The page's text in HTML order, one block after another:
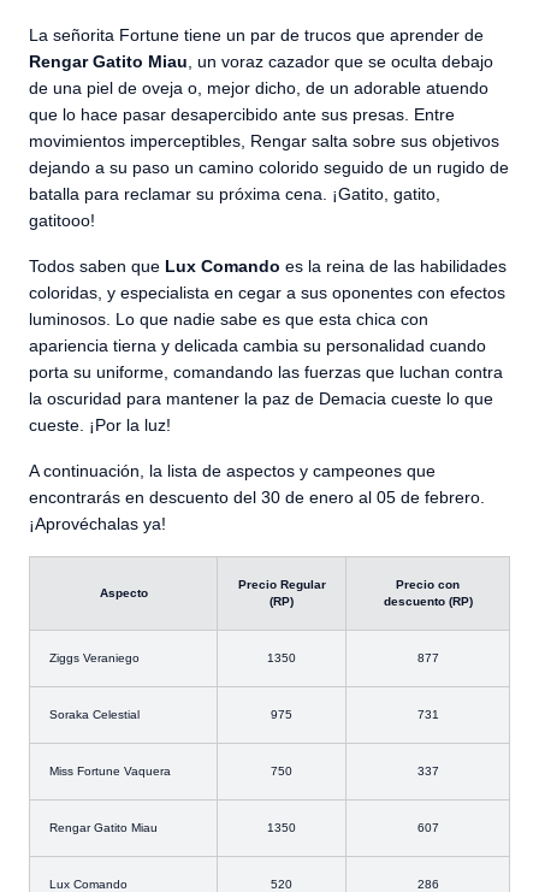
La señorita Fortune tiene un par de trucos que aprender de
Rengar Gatito Miau , un voraz cazador que se oculta debajo
de una piel de oveja o, mejor dicho, de un adorable atuendo
que lo hace pasar desapercibido ante sus presas. Entre
movimientos imperceptibles, Rengar salta sobre sus objetivos
dejando a su paso un camino colorido seguido de un rugido de
batalla para reclamar su próxima cena. ¡Gatito, gatito,
gatitooo!
Todos saben que Lux Comando es la reina de las habilidades
coloridas, y especialista en cegar a sus oponentes con efectos
luminosos. Lo que nadie sabe es que esta chica con
apariencia tierna y delicada cambia su personalidad cuando
porta su uniforme, comandando las fuerzas que luchan contra
la oscuridad para mantener la paz de Demacia cueste lo que
cueste. ¡Por la luz!
A continuación, la lista de aspectos y campeones que
encontrarás en descuento del 30 de enero al 05 de febrero.
¡Aprovéchalas ya!
Aspecto
Precio Regular
(RP)
Precio con
descuento (RP)
Ziggs Veraniego 1350 877
Soraka Celestial 975 731
Miss Fortune Vaquera 750 337
Rengar Gatito Miau 1350 607
Lux Comando 520 286